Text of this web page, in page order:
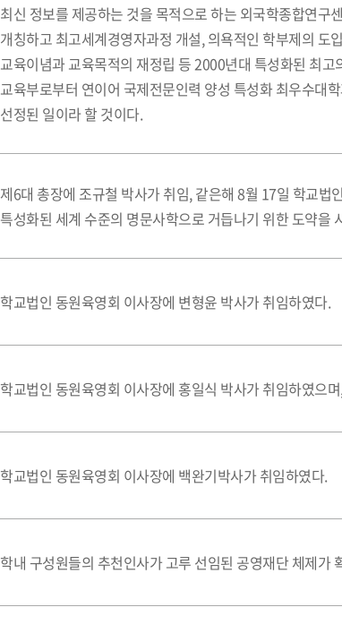
최신 정보를 제공하는 것을 목적으로 하는 외국학종합연
개칭하고 최고세계경영자과정 개설, 의욕적인 학부제의
교육이념과 교육목적의 재정립 등 2000년대 특성화된 최
교육부로부터 연이어 국제전문인력 양성 특성화 최우수대
선정된 일이라 할 것이다.
제6대 총장에 조규철 박사가 취임, 같은해 8월 17일 학교
특성화된 세계 수준의 명문사학으로 거듭나기 위한 도약을
학교법인 동원육영회 이사장에 변형윤 박사가 취임하였다.
학교법인 동원육영회 이사장에 홍일식 박사가 취임하였으
학교법인 동원육영회 이사장에 백완기박사가 취임하였다.
학내 구성원들의 추천인사가 고루 선임된 공영재단 체제가